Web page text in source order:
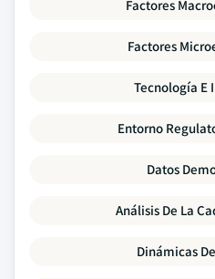
Factores
Factores
Tecnología E
Entorno
Datos
Análisis De La
Dinámicas